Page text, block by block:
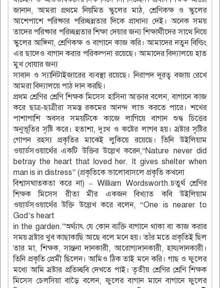
জানান, আমরা প্রথমে নিয়মিত স্কুলের মাঠ, শ্রেণিকক্ষ ও স্কুলের
আশেপাশে পরিষ্কার পরিচ্ছন্নতার দিকে প্রাধান্য দেই। অনেক সময়
তাদের পরিষ্কার পরিচ্ছন্নতার শিক্ষা দেয়ার জন্য শিক্ষার্থীদের সাথে নিয়ে
স্কুলের আঙ্গিনা, শ্রেণিকক্ষ ও বাগানে কাজ করি। আমাদের নতুন বিল্ডিং
এর ছাদেও বাগান করার পরিকল্পনা রয়েছে। আমাদের বিদ্যালয়ে হাত
মুখ ধোয়ার জন্য
সাবান ও স্যানিটাইজারের ব্যবস্থা রয়েছে। নিরাপদ দূরত্ব বজায় রেখে
আমরা বিদ্যালয়ে পাঠ দান করছি।
প্রথম শ্রেণির শ্রেণি শিক্ষক মিসেস হাসিনা আক্তার বলেন, বাগানে কাজ
করে ছাত্র-ছাত্রীরা সমস্ত রকমের আনন্দ লাভ করতে পারে। শখের
পাশাপাশি অবসর সময়টিকে কাজে লাগিয়ে বাগান শুদ্ধ চিত্তের
অনুভূতির সৃষ্টি করে। হতাশা, দুঃখ ও কষ্টের লাগব হয়। স্রষ্টার সৃষ্টির
গোপন রহস্য প্রকৃতির মাঝেই লুকিয়ে রয়েছে। তিনি উইলিয়াম
ওয়ার্ডসওয়ার্থের একটি উক্তির উল্লেখ করেন,“Nature never did
betray the heart that loved her. It gives shelter when
man is in distress” (প্রকৃতিকে ভালোবাসলে প্রকৃতি কখনো
বিশ্বাসঘাতকতা করে না) – William Wordsworth.চতুর্থ শ্রেণির
শিক্ষক মিসেস রীতা মীর একজন বিখ্যাত কবি উইলিয়াম
ওয়ার্ডসওয়ার্থের উক্তি উল্লেখ করে বলেন, “One is nearer to
God’s heart
in the garden.”অর্থ্যাৎ যে কোন ব্যক্তি বাগানে থাকা বা কাজ করার
সময় স্রষ্টার খুব কাছাকাছি আছে বলে মনে হয়। তাঁর মতে প্রকৃতিই ছিল
তার মা, শিক্ষক, সান্তনা দানকারী, আরোগ্যদানকারী, হায্যদানকারী।
তিনি প্রকৃতি প্রেমী ছিলেন। আমিও ঠিক তাই মনে করি। গাছ ও ফুলের
মধ্যে আমি স্রষ্টার প্রতিচ্ছবি দেখতে পাই। তৃতীয় শ্রেণির শ্রেণি শিক্ষক
মিসেস চেলসিয়া বাড়ৈ বলেন, ফুলের বাগান মানে বাগানে ফুলের